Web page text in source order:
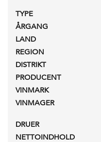
TYPE
ÅRGANG
LAND
REGION
DISTRIKT
PRODUCENT
VINMARK
VINMAGER
DRUER
NETTOINDHOLD